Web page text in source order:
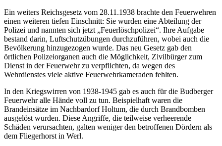
Ein weiters Reichsgesetz vom 28.11.1938 brachte den Feuerwehren
einen weiteren tiefen Einschnitt: Sie wurden eine Abteilung der
Polizei und nannten sich jetzt „Feuerlöschpolizei“. Ihre Aufgabe
bestand darin, Luftschutzübungen durchzuführen, wobei auch die
Bevölkerung hinzugezogen wurde. Das neu Gesetz gab den
örtlichen Polizeiorganen auch die Möglichkeit, Zivilbürger zum
Dienst in der Feuerwehr zu verpflichten, da wegen des
Wehrdienstes viele aktive Feuerwehrkameraden fehlten.
In den Kriegswirren von 1938-1945 gab es auch für die Budberger
Feuerwehr alle Hände voll zu tun. Beispielhaft waren die
Brandeinsätze im Nachbardorf Holtum, die durch Brandbomben
ausgelöst wurden. Diese Angriffe, die teilweise verheerende
Schäden verursachten, galten weniger den betroffenen Dördern als
dem Fliegerhorst in Werl.